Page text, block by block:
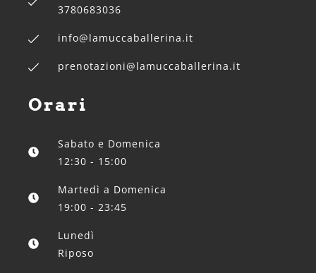
3780683036
info@lamuccaballerina.it
prenotazioni@lamuccaballerina.it
Orari
Sabato e Domenica
12:30 - 15:00
Martedì a Domenica
19:00 - 23:45
Lunedì
Riposo